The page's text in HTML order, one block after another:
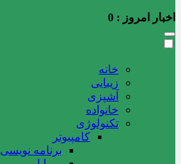
اخبار امروز : 0
خانه
زیبایی
آشپزی
خانواده
تکنولوژی
کامپیوتر
برنامه نویسی